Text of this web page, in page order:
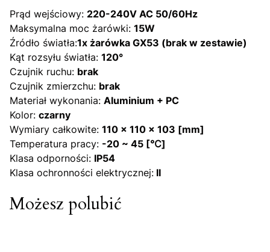
Prąd wejściowy: 220-240V AC 50/60Hz
Maksymalna moc żarówki: 15W
Źródło światła:1x żarówka GX53 (brak w zestawie)
Kąt rozsyłu światła: 120°
Czujnik ruchu: brak
Czujnik zmierzchu: brak
Materiał wykonania: Aluminium + PC
Kolor: czarny
Wymiary całkowite: 110 x 110 x 103 [mm]
Temperatura pracy: -20 ~ 45 [℃]
Klasa odporności: IP54
Klasa ochronności elektrycznej: II
Możesz polubić